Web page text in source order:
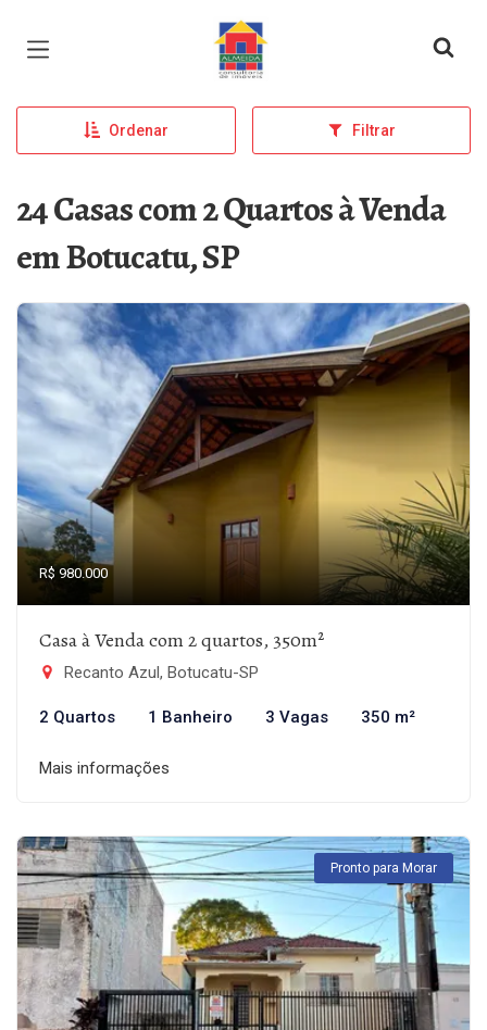
Página inicial
Ordenar Filtrar
24 Casas com 2 Quartos à Venda
em Botucatu, SP
R$ 980.000
Casa à Venda com 2 quartos, 350m²
Recanto Azul, Botucatu-SP
2 Quartos 1 Banheiro 3 Vagas 350 m²
Mais informações
Pronto para Morar